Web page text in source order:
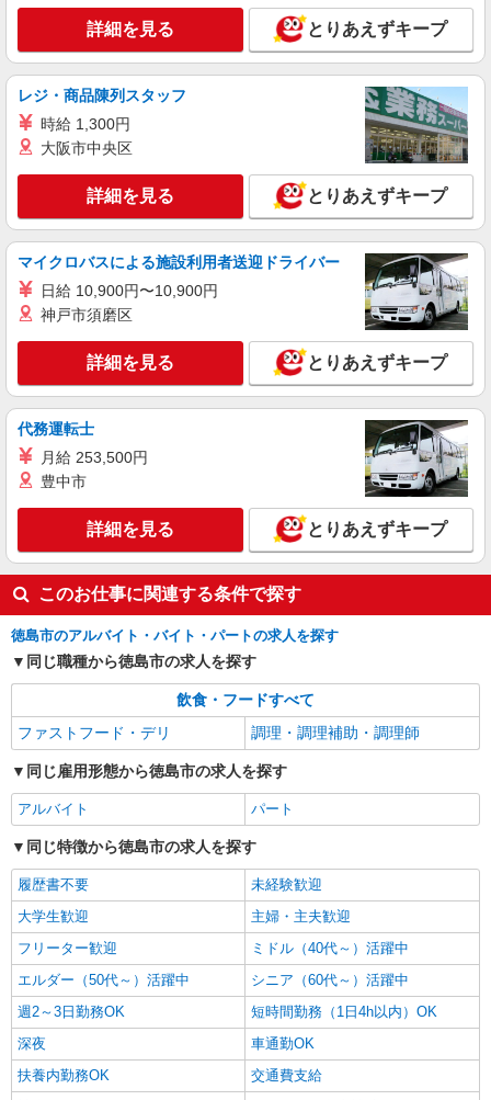
アルバイト・パート： （一般）時給1,200
円〜 （学生）時給1,100円〜
徳島県徳島市南末広町4番1号 イオンモール
徳島
キープ 詳細を見る
アルバイト パート
久世福商店・久世福茶寮
販売スタッフ、カフェでのホールスタッフ
アルバイト・パート：時給1,050円〜
徳島県徳島市南末広町4番1号 イオンモール
徳島
キープ 詳細を見る
アルバイト
アイスは別腹
アルバイト：時給1,050円〜 ※経験・能力によ
徳島県徳島市南末広町4番1号 イオンモール
徳島
キープ
詳細を見る とりあえずキープ
レジ・商品陳列スタッフ
時給 1,300円
大阪市中央区
詳細を見る とりあえずキープ
マイクロバスによる施設利用者送迎ドライバー
日給 10,900円〜10,900円
神戸市須磨区
詳細を見る とりあえずキープ
代務運転士
月給 253,500円
豊中市
詳細を見る とりあえずキープ
このお仕事に関連する条件で探す
徳島市のアルバイト・バイト・パートの求人を探す
同じ職種から徳島市の求人を探す
飲食・フードすべて
ファストフード・デリ
調理・調理補助・調理師
同じ雇用形態から徳島市の求人を探す
アルバイト パート
同じ特徴から徳島市の求人を探す
履歴書不要
未経験歓迎
大学生歓迎
主婦・主夫歓迎
フリーター歓迎
ミドル（40代～）活躍中
エルダー（50代～）活躍中
シニア（60代～）活躍中
週2～3日勤務OK
短時間勤務（1日4h以内）OK
深夜
車通勤OK
扶養内勤務OK
交通費支給